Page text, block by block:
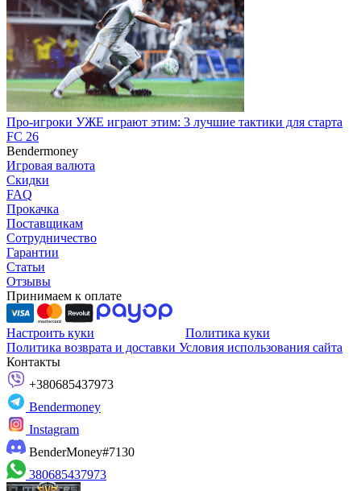
Про-игроки УЖЕ играют этим: 3 лучшие тактики для старта
FC 26
Bendermoney
Игровая валюта
Скидки
FAQ
Прокачка
Поставщикам
Сотрудничество
Гарантии
Статьи
Отзывы
Принимаем к оплате
Настроить куки
Политика куки
Политика возврата и доставки Условия использования сайта
Контакты
+380685437973
Bendermoney
Instagram
BenderMoney#7130
380685437973